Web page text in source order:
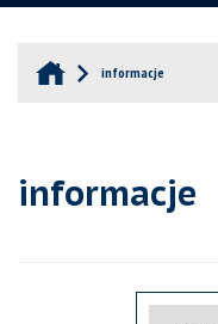
informacje
informacje